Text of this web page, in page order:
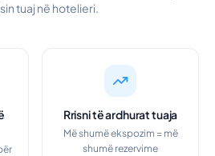
tuaj në hotelieri.
Rrisni të ardhurat tuaja
Më shumë ekspozim = më
shumë rezervime